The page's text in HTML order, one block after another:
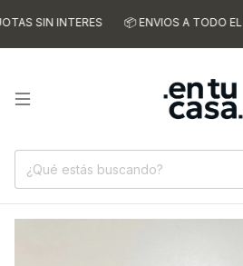
SIN INTERES 📦 ENVIOS A TODO EL PAIS